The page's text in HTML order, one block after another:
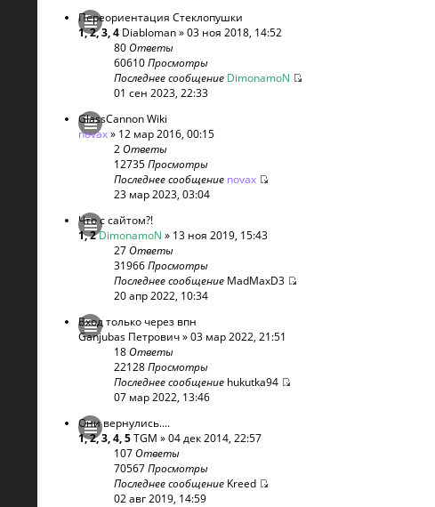
Переориентация Стеклопушки
1,2,3,4 Diabloman» 03 ноя 2018, 14:52
80Ответы
60610Просмотры
Последнее сообщение DimonamoN
01 сен 2023, 22:33
GlassCannon Wiki
novax» 12 мар 2016, 00:15
2Ответы
12735Просмотры
Последнее сообщение novax
23 мар 2023, 03:04
Что с сайтом?!
1,2DimonamoN » 13 ноя 2019, 15:43
27Ответы
31966Просмотры
Последнее сообщение MadMaxD3
20 апр 2022, 10:34
Вход только через впн
Ganjubas Петрович» 03 мар 2022, 21:51
18Ответы
22128Просмотры
Последнее сообщение hukutka94
07 мар 2022, 13:46
Они вернулись....
1,2,3,4,5TGM » 04 дек 2014, 22:57
107Ответы
70567Просмотры
Последнее сообщение Kreed
02 авг 2019, 14:59